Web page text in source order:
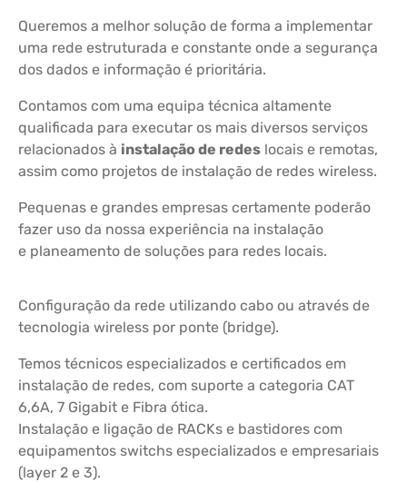
Queremos a melhor solução de forma a implementar
uma rede estruturada e constante onde a segurança
dos dados e informação é prioritária.
Contamos com uma equipa técnica altamente
qualificada para executar os mais diversos serviços
relacionados à instalação de redes locais e remotas,
assim como projetos de instalação de redes wireless.
Pequenas e grandes empresas certamente poderão
fazer uso da nossa experiência na instalação
e planeamento de soluções para redes locais.
Configuração da rede utilizando cabo ou através de
tecnologia wireless por ponte (bridge).
Temos técnicos especializados e certificados em
instalação de redes, com suporte a categoria CAT
6,6A, 7 Gigabit e Fibra ótica.
Instalação e ligação de RACKs e bastidores com
equipamentos switchs especializados e empresariais
(layer 2 e 3).